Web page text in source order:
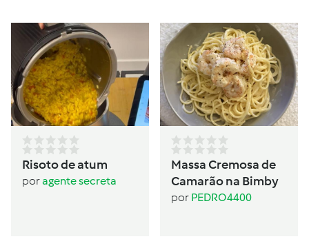
Risoto de atum
poragente secreta
Massa Cremosa de
Camarão na Bimby
por PEDRO4400